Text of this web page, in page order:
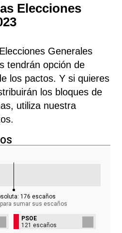
Elecciones
Generales
tendrán opción de
los pactos. Y si quieres
los bloques de
utiliza nuestra
176 escaños
sumar sus escaños
PSOE
121 escaños